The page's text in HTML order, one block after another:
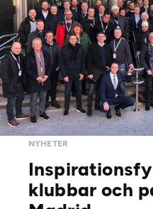
NYHETER
klubbar och